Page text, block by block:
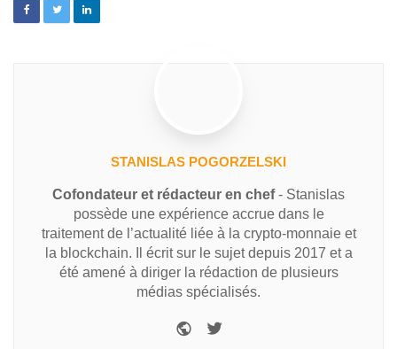
STANISLAS POGORZELSKI
Cofondateur et rédacteur en chef- Stanislas
possède une expérience accrue dans le
traitement de l’actualité liée à la crypto-monnaie et
la blockchain. Il écrit sur le sujet depuis 2017 et a
été amené à diriger la rédaction de plusieurs
médias spécialisés.